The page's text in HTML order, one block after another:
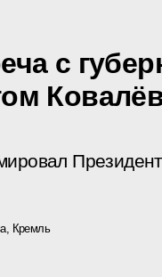
с
Кремль